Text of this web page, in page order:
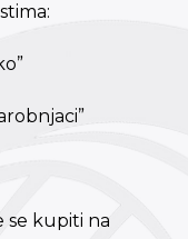
se kupiti na